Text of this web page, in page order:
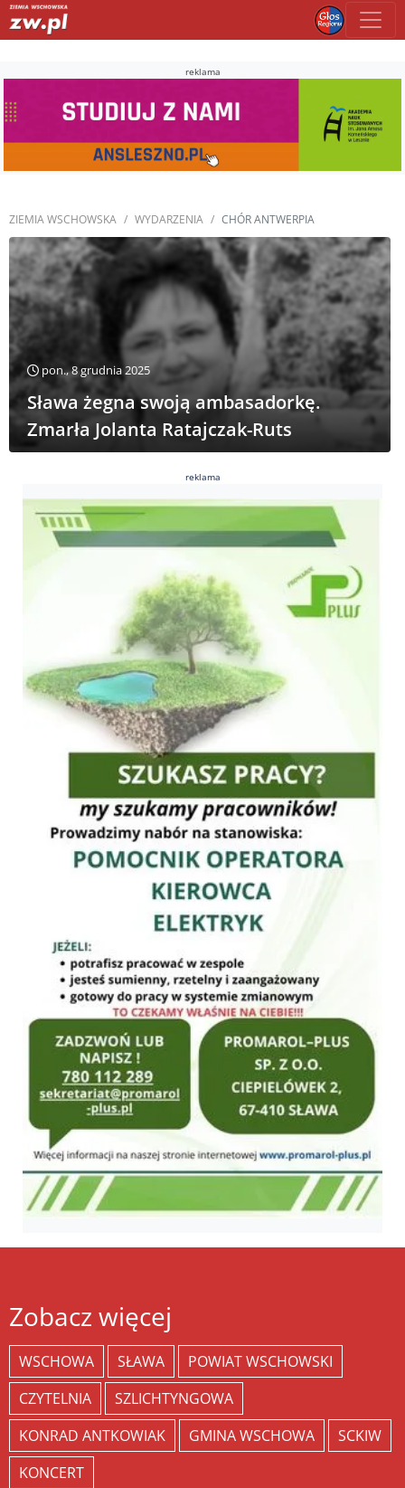
reklama
ZIEMIA WSCHOWSKA WYDARZENIA CHÓR ANTWERPIA
pon., 8 grudnia 2025
Sława żegna swoją ambasadorkę.
Zmarła Jolanta Ratajczak-Ruts
reklama
Zobacz więcej
WSCHOWA SŁAWA
POWIAT WSCHOWSKI
CZYTELNIA
SZLICHTYNGOWA
KONRAD ANTKOWIAK
GMINA WSCHOWA
SCKIW
KONCERT